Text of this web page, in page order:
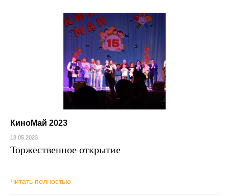
КиноМай 2023
18.05.2023
Торжественное открытие
Читать полностью